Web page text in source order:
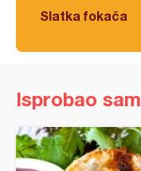
Slatka fokača
Isprobao sam